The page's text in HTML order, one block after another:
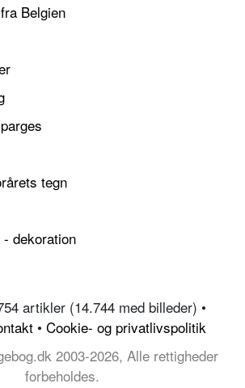
Belgien
tegn
dekoration
artikler (14.744 med billeder) •
• Cookie- og privatlivspolitik
2003-2026, Alle rettigheder
forbeholdes.